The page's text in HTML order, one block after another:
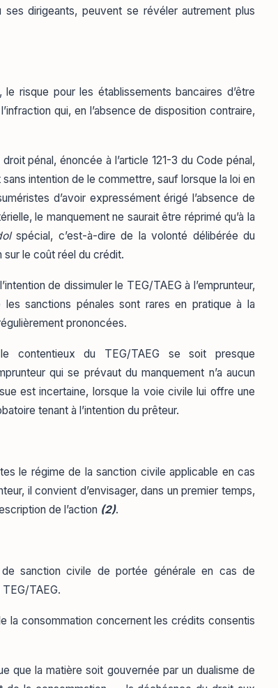
dirigeants, peuvent se révéler autrement plus
risque pour les établissements bancaires d’être
qui, en l’absence de disposition contraire,
pénal, énoncée à l’article 121-3 du Code pénal,
intention de le commettre, sauf lorsque la loi en
d’avoir expressément érigé l’absence de
le manquement ne saurait être réprimé qu’à la
spécial, c’est-à-dire de la volonté délibérée du
sur le coût réel du crédit.
de dissimuler le TEG/TAEG à l’emprunteur,
sanctions pénales sont rares en pratique à la
prononcées.
contentieux du TEG/TAEG se soit presque
qui se prévaut du manquement n’a aucun
est incertaine, lorsque la voie civile lui offre une
tenant à l’intention du prêteur.
le régime de la sanction civile applicable en cas
il convient d’envisager, dans un premier temps,
de l’action (2).
sanction civile de portée générale en cas de
TEG/TAEG.
la consommation concernent les crédits consentis
que la matière soit gouvernée par un dualisme de